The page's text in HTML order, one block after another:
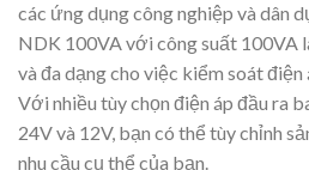
các ứng dụng công nghiệp và dân
NDK 100VA với công suất 100VA
và đa dạng cho việc kiểm soát điện
Với nhiều tùy chọn điện áp đầu ra
24V và 12V, bạn có thể tùy chỉnh
nhu cầu cụ thể của bạn.